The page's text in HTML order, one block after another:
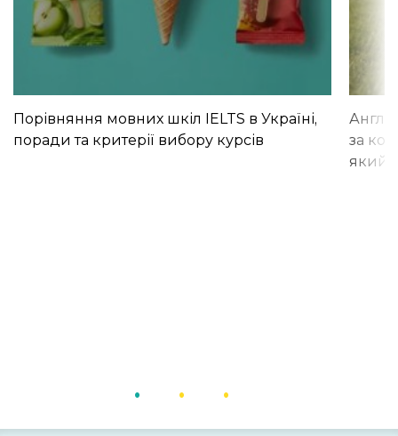
Порівняння мовних шкіл IELTS в Україні,
поради та критерії вибору курсів
за
який